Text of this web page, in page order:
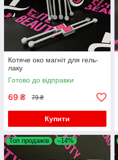
Котяче око магніт для гель-
лаку
Готово до відправки
69 ₴ 79 ₴
Купити
Топ продажів –14%